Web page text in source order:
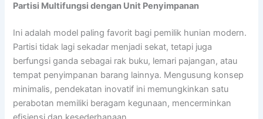
Partisi Multifungsi dengan Unit Penyimpanan
Ini adalah model paling favorit bagi pemilik hunian modern.
Partisi tidak lagi sekadar menjadi sekat, tetapi juga
berfungsi ganda sebagai rak buku, lemari pajangan, atau
tempat penyimpanan barang lainnya. Mengusung konsep
minimalis, pendekatan inovatif ini memungkinkan satu
perabotan memiliki beragam kegunaan, mencerminkan